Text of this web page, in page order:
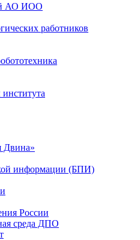
АО ИОО
работников
Двина»
информации (БПИ)
России
среда ДПО